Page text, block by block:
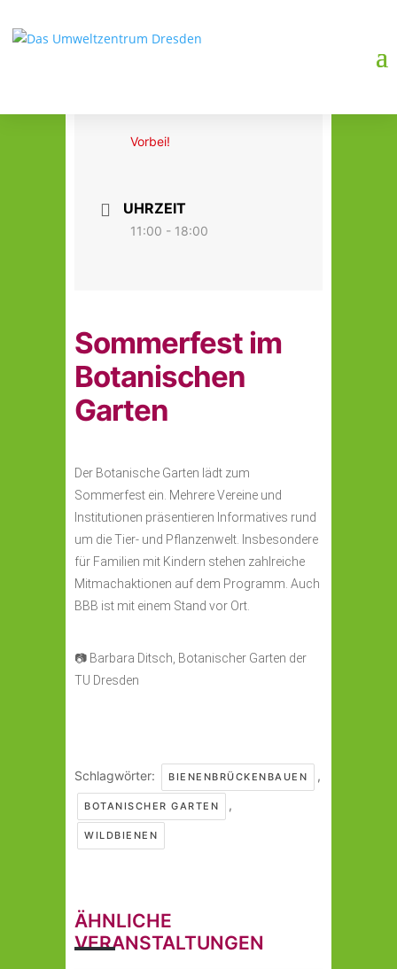
Vorbei!
UHRZEIT
11:00 - 18:00
Sommerfest im
Botanischen
Garten
Der Botanische Garten lädt zum
Sommerfest ein. Mehrere Vereine und
Institutionen präsentieren Informatives rund
um die Tier- und Pflanzenwelt. Insbesondere
für Familien mit Kindern stehen zahlreiche
Mitmachaktionen auf dem Programm. Auch
BBB ist mit einem Stand vor Ort.
📷 Barbara Ditsch, Botanischer Garten der
TU Dresden
Schlagwörter: BIENENBRÜCKENBAUEN ,
BOTANISCHER GARTEN ,
WILDBIENEN
ÄHNLICHE
VERANSTALTUNGEN